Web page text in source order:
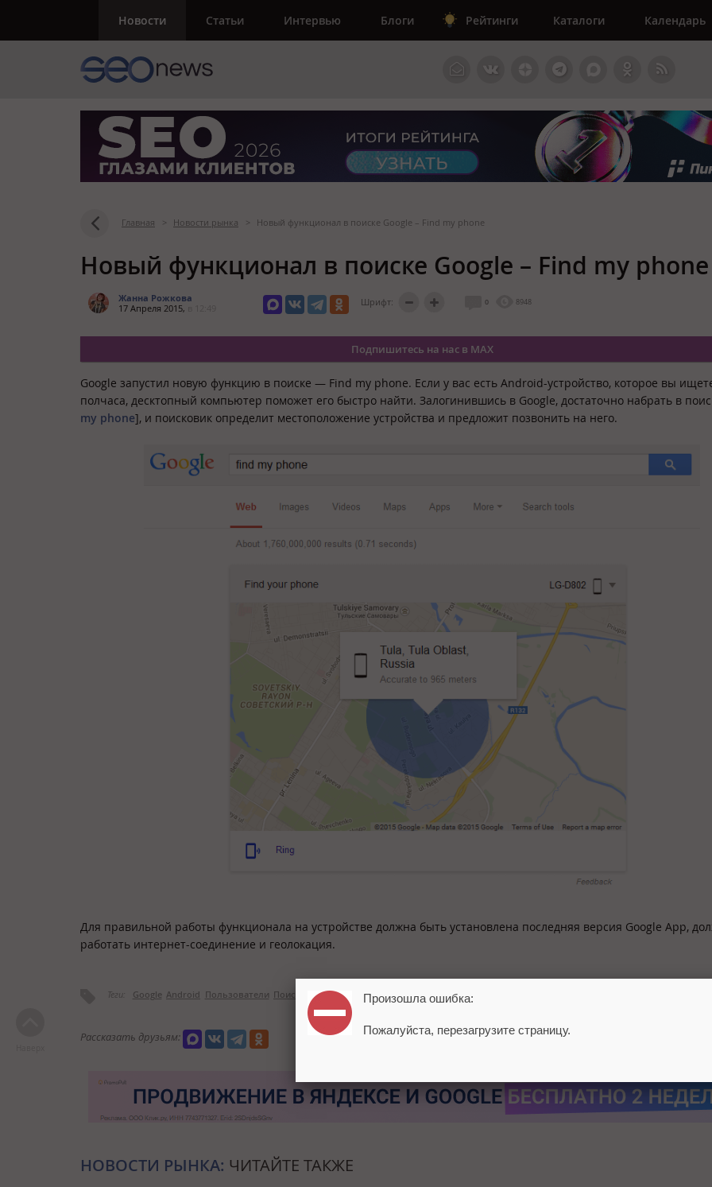
Новости Статьи Интервью Блоги Рейтинги Каталоги Календарь
Главная > Новости рынка > Новый функционал в поиске Google – Find my phone
Новый функционал в поиске Google – Find my phone
Жанна Рожкова
17 Апреля 2015,
Шрифт: 0 8948
Подпишитесь на нас в MAX
Google запустил новую функцию в поиске — Find my phone. Если у вас есть Android-устройство, которое вы
полчаса, десктопный компьютер поможет его быстро найти. Залогинившись в Google, достаточно набрать в
my phone], и поисковик определит местоположение устройства и предложит позвонить на него.
Для правильной работы функционала на устройстве должна быть установлена последняя версия Google App,
работать интернет-соединение и геолокация.
Теги: Google Android Пользователи Поиск
Рассказать друзьям:
НОВОСТИ РЫНКА: ЧИТАЙТЕ ТАКЖЕ
Произошла ошибка:
Пожалуйста, перезагрузите страницу.